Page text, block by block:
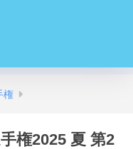
権
権2025 夏 第2